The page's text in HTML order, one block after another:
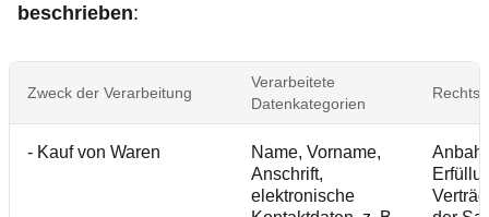
beschrieben:
Zweck der Verarbeitung
Verarbeitete
Datenkategorien
- Kauf von Waren
Name, Vorname,
Anschrift,
elektronische